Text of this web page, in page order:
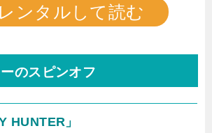
レンタルして読む
のスピンオフ
HUNTER」